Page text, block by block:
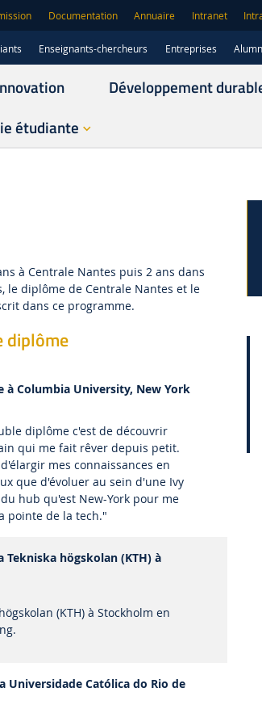
Documentation Annuaire Intranet
Enseignants-chercheurs Entreprises
Développement
étudiante
à Centrale Nantes puis 2 ans dans
diplôme de Centrale Nantes et le
dans ce programme.
diplôme
à Columbia University, New York
diplôme c'est de découvrir
qui me fait rêver depuis petit.
mes connaissances en
que d'évoluer au sein d'une Ivy
hub qu'est New-York pour me
pointe de la tech."
högskolan (KTH) à
(KTH) à Stockholm en
Universidade Católica do Rio de